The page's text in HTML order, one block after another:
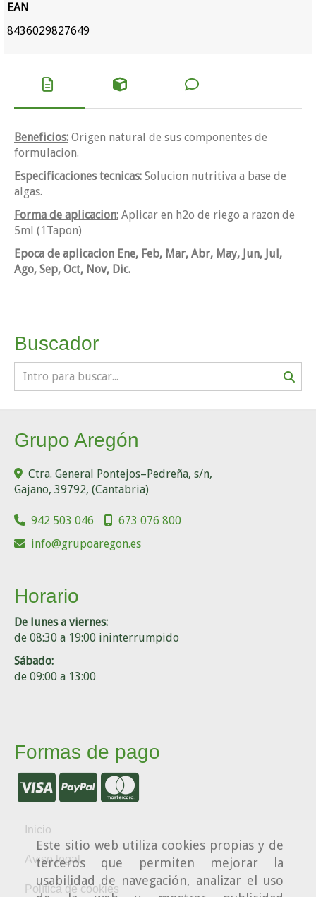
Este sitio web utiliza cookies propias y de
terceros que permiten mejorar la
usabilidad de navegación, analizar el uso
EAN
8436029827649
Beneficios: Origen natural de sus componentes de
formulacion.
Especificaciones tecnicas: Solucion nutritiva a base de
algas.
Forma de aplicacion: Aplicar en h2o de riego a razon de
5ml (1Tapon)
Epoca de aplicacion Ene, Feb, Mar, Abr, May, Jun, Jul,
Ago, Sep, Oct, Nov, Dic.
Buscador
Grupo Aregón
Ctra. General Pontejos–Pedreña, s/n,
Gajano, 39792, (Cantabria)
942 503 046
673 076 800
info
grupoaregon.es
Horario
De lunes a viernes:
de 08:30 a 19:00 ininterrumpido
Sábado:
de 09:00 a 13:00
Formas de pago
Inicio
Aviso legal
Política de cookies